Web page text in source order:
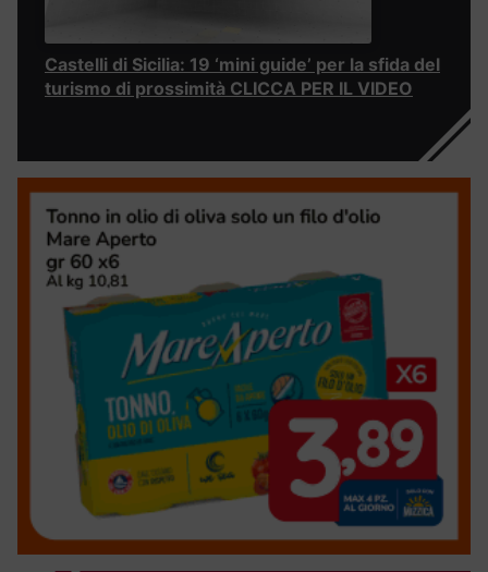
Castelli di Sicilia: 19 ‘mini guide’ per la sfida del
turismo di prossimità CLICCA PER IL VIDEO